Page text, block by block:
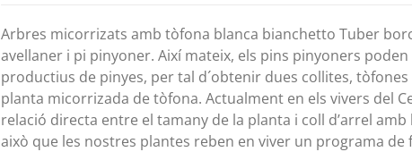
Arbres micorrizats amb tòfona blanca bianchetto Tuber
avellaner i pi pinyoner. Així mateix, els pins pinyoners
productius de pinyes, per tal d´obtenir dues collites,
planta micorrizada de tòfona. Actualment en els vivers del
relació directa entre el tamany de la planta i coll d’arrel
això que les nostres plantes reben en viver un programa